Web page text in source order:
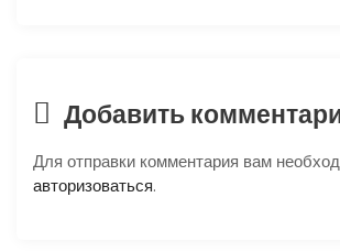
я
п
о
Добавить
Для отправки комментария вам
авторизоваться.